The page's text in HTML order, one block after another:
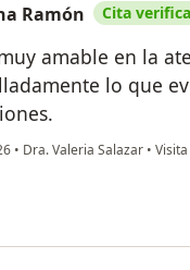
Ramón Cita
amable en la
lo que
• Dra. Valeria Salazar •
Maria Elena Ramón